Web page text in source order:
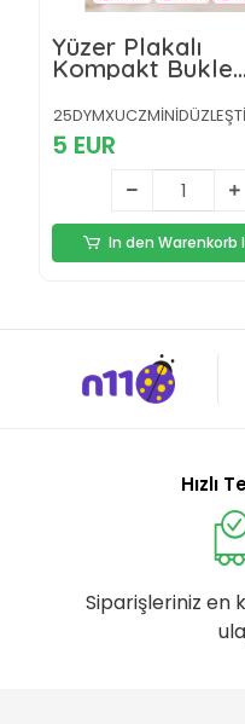
Yüzer Plakalı
Kompakt Bukle
Maşası – Elastik
Tutuculu, Saç
Profesyonel
Yeni Nesil
5 EUR
In den Warenkorb
Hızlı
Siparişleriniz en